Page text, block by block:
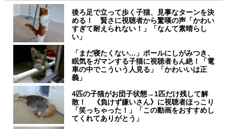
後ろ足で立って歩く子猫、見事なターンを決
める！ 賢さに視聴者から驚嘆の声「かわい
すぎて耐えられない！」「なんて素晴らし
い」
「まだ寝たくない…」ポールにしがみつき、
眠気をガマンする子猫に視聴者もん絶！「電
車の中でこういう人見る」「かわいいは正
義」
4匹の子猫がお団子状態→1匹だけ残して解
散！ 《負けず嫌いさん》に視聴者ほっこり
「笑っちゃった！」「この動画をおすすめし
てくれてありがとう」